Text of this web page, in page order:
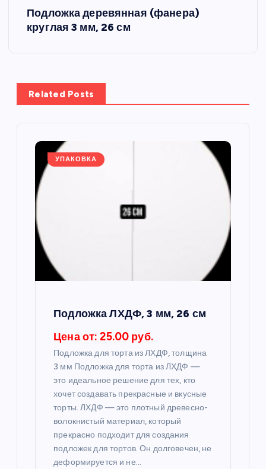
а
ц
Подложка деревянная (фанера)
круглая 3 мм, 26 см
Related Posts
УПАКОВКА
Подложка ЛХДФ, 3 мм, 26 см
Цена от: 25.00 руб.
Подложка для торта из ЛХДФ, толщина
3 мм Подложка для торта из ЛХДФ —
это идеальное решение для тех, кто
хочет создавать прекрасные и вкусные
торты. ЛХДФ — это плотный древесно-
волокнистый материал, который
прекрасно подходит для создания
подложек для тортов. Он долговечен, не
деформируется и не…